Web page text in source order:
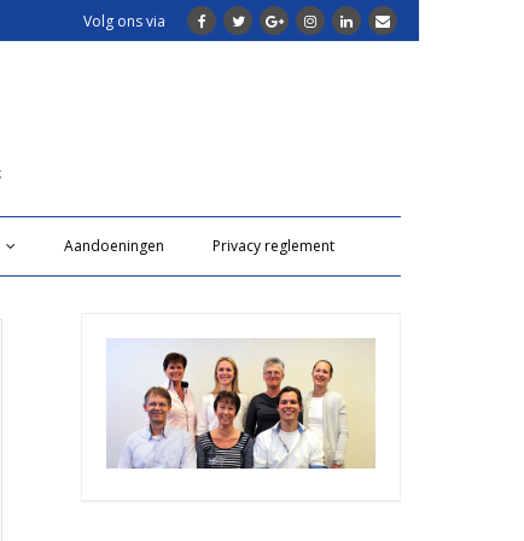
Volg ons via
Aandoeningen Privacy reglement